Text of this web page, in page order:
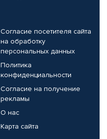
Согласие посетителя сайта
на обработку
персональных данных
Политика
конфиденциальности
Согласие на получение
рекламы
О нас
Карта сайта